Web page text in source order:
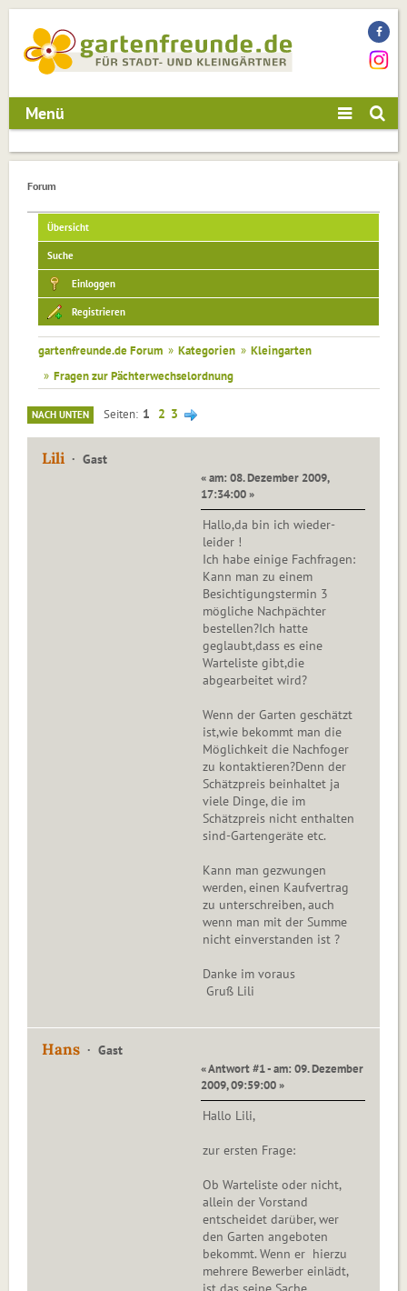
Menü
Forum
Übersicht
Suche
Einloggen
Registrieren
gartenfreunde.de Forum » Kategorien » Kleingarten
» Fragen zur Pächterwechselordnung
NACH UNTEN Seiten 1 2 3
Lili Gast
« am: 08. Dezember 2009,
17:34:00 »
Hallo,da bin ich wieder-
leider !
Ich habe einige Fachfragen:
Kann man zu einem
Besichtigungstermin 3
mögliche Nachpächter
bestellen?Ich hatte
geglaubt,dass es eine
Warteliste gibt,die
abgearbeitet wird?
Wenn der Garten geschätzt
ist,wie bekommt man die
Möglichkeit die Nachfoger
zu kontaktieren?Denn der
Schätzpreis beinhaltet ja
viele Dinge, die im
Schätzpreis nicht enthalten
sind-Gartengeräte etc.
Kann man gezwungen
werden, einen Kaufvertrag
zu unterschreiben, auch
wenn man mit der Summe
nicht einverstanden ist ?
Danke im voraus
Gruß Lili
Hans Gast
« Antwort #1 - am: 09. Dezember
2009, 09:59:00 »
Hallo Lili,
zur ersten Frage:
Ob Warteliste oder nicht,
allein der Vorstand
entscheidet darüber, wer
den Garten angeboten
bekommt. Wenn er hierzu
mehrere Bewerber einlädt,